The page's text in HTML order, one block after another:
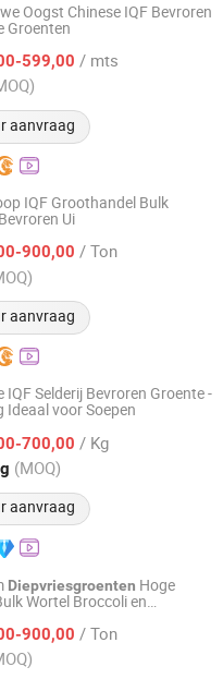
Oogst Chinese IQF Bevroren
Groenten
599,00 / mts
aanvraag
Ltd.
2019
IQF Groothandel Bulk
Ui
900,00 / Ton
aanvraag
2020
IQF Selderij Bevroren Groente -
Ideaal voor Soepen
700,00 / Kg
(MOQ)
aanvraag
Diepvriesgroenten Hoge
Wortel Broccoli en
Groenten
900,00 / Ton